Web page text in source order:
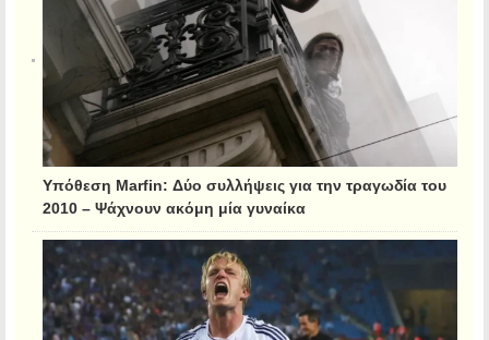
Υπόθεση Marfin: Δύο συλλήψεις για την τραγωδία του
2010 – Ψάχνουν ακόμη μία γυναίκα